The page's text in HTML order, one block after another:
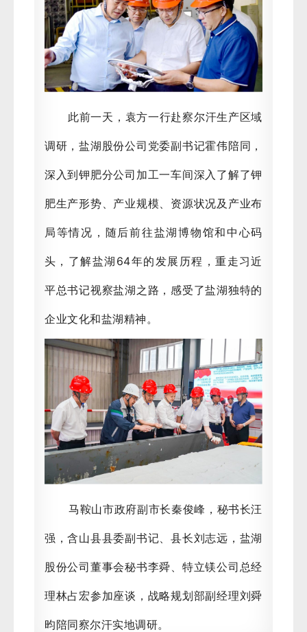
此前一天，袁方一行赴察尔汗生产区域
调研，盐湖股份公司党委副书记霍伟陪同，
深入到钾肥分公司加工一车间深入了解了钾
肥生产形势、产业规模、资源状况及产业布
局等情况，随后前往盐湖博物馆和中心码
头，了解盐湖64年的发展历程，重走习近
平总书记视察盐湖之路，感受了盐湖独特的
企业文化和盐湖精神。
马鞍山市政府副市长秦俊峰，秘书长汪
强，含山县县委副书记、县长刘志远，盐湖
股份公司董事会秘书李舜、特立镁公司总经
理林占宏参加座谈，战略规划部副经理刘舜
昀陪同察尔汗实地调研。